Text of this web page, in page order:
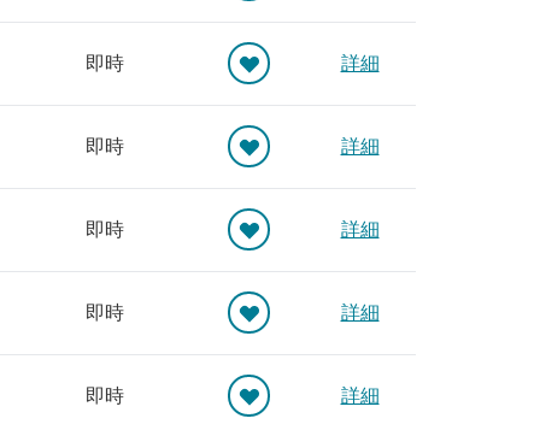
即時 詳細
即時 詳細
即時 詳細
即時 詳細
即時 詳細